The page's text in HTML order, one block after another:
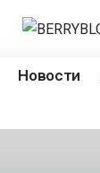
Новости